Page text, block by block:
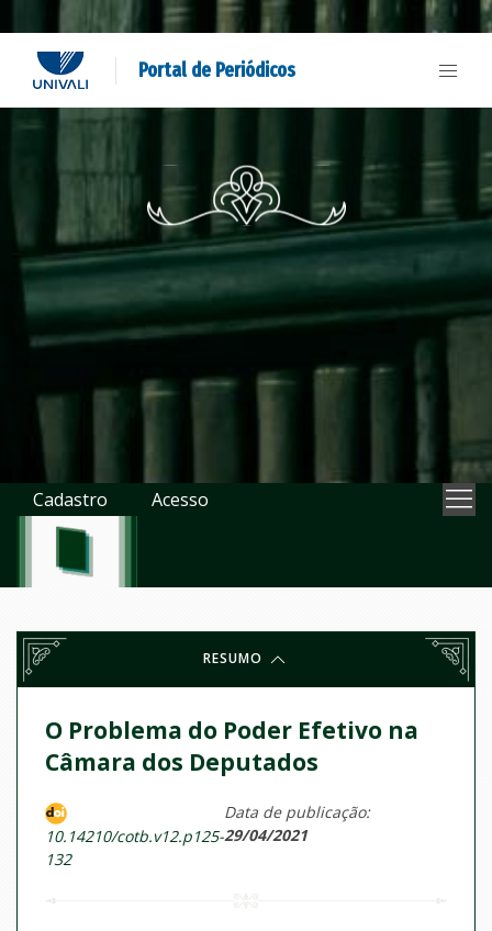
Portal de Periódicos
Cadastro Acesso
RESUMO
O Problema do Poder Efetivo na
Câmara dos Deputados
10.14210/cotb.v12.p125-
132
Data de publicação:
29/04/2021